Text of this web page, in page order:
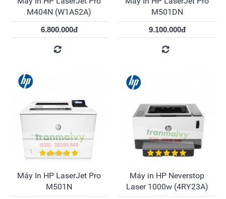
M404N (W1A52A)
6.800.000đ
M501DN
9.100.000đ
Máy In HP LaserJet Pro
M501N
Máy in HP Neverstop
Laser 1000w (4RY23A)